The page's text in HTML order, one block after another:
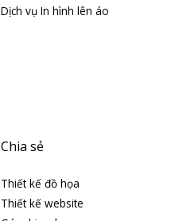
Dịch vụ In hình lên áo
Chia sẻ
Thiết kế đồ họa
Thiết kế website